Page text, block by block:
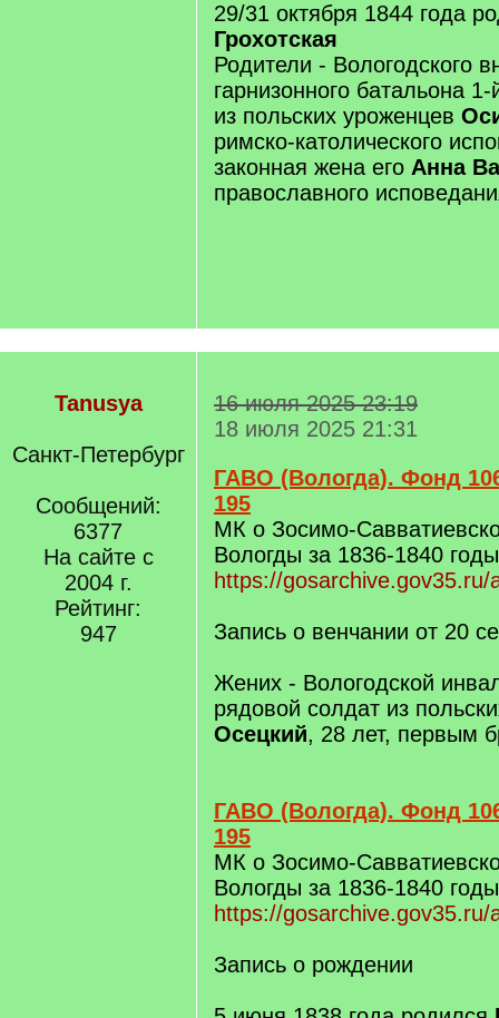
29/31 октября 1844 года
Грохотская
Родители - Вологодского
гарнизонного батальона
из польских уроженцев
римско-католического
законная жена его Анна
православного
Tanusya
Санкт-Петербург
Сообщений:
6377
На сайте с
2004 г.
Рейтинг:
947
16 июля 2025 23:19
18 июля 2025 21:31
ГАВО (Вологда). Фонд
195
МК о Зосимо-
Вологды за 1836-1840 годы
https://
Запись о венчании от 20
Жених - Вологодской
рядовой солдат из
Осецкий, 28 лет, первым
ГАВО (Вологда). Фонд
195
МК о Зосимо-
Вологды за 1836-1840 годы
https://
Запись о рождении